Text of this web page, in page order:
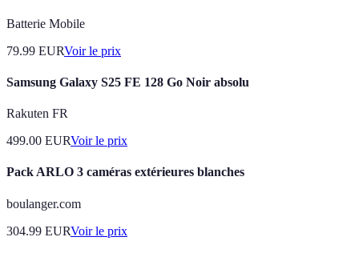
Batterie Mobile
79.99 EURVoir le prix
Samsung Galaxy S25 FE 128 Go Noir absolu
Rakuten FR
499.00 EURVoir le prix
Pack ARLO 3 caméras extérieures blanches
boulanger.com
304.99 EURVoir le prix